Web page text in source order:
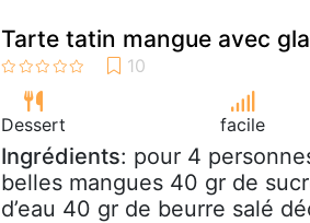
Tarte tatin mangue avec
Dessert facile
Ingrédients: pour 4
belles mangues 40 gr de
d’eau 40 gr de beurre salé